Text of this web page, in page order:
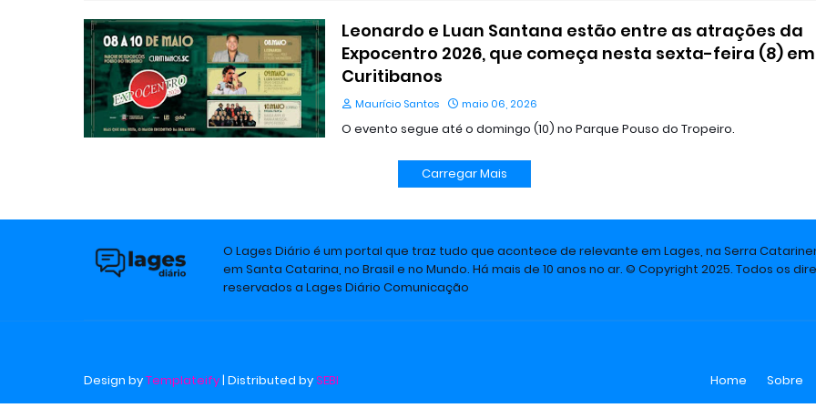
Leonardo e Luan Santana estão entre as atrações da
Expocentro 2026, que começa nesta sexta-feira (8) em
Curitibanos
Maurício Santos maio 06, 2026
O evento segue até o domingo (10) no Parque Pouso do Tropeiro.
Carregar Mais
O Lages Diário é um portal que traz tudo que acontece de relevante em Lages, na Serra
em Santa Catarina, no Brasil e no Mundo. Há mais de 10 anos no ar. © Copyright 2025. Todos os
reservados a Lages Diário Comunicação
Design byTemplateify| Distributed bySEBI Home Sobre